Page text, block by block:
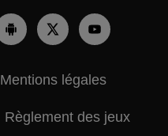
Mentions légales
Règlement des jeux